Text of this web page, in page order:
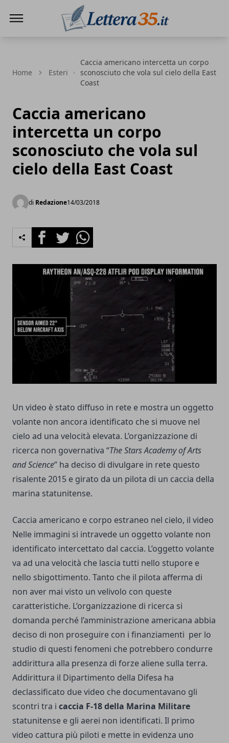
Home Esteri
Caccia americano intercetta un corpo
sconosciuto che vola sul cielo della East
Coast
Caccia americano
intercetta un corpo
sconosciuto che vola sul
cielo della East Coast
di Redazione14/03/2018
FacebookTwitterWhatsapp
Un video è stato diffuso in rete e mostra un oggetto
volante non ancora identificato che si muove nel
cielo ad una velocità elevata. L’organizzazione di
ricerca non governativa “The Stars Academy of Arts
and Science” ha deciso di divulgare in rete questo
risalente 2015 e girato da un pilota di un caccia della
marina statunitense.
Caccia americano e corpo estraneo nel cielo, il video
Nelle immagini si intravede un oggetto volante non
identificato intercettato dal caccia. L’oggetto volante
va ad una velocità che lascia tutti nello stupore e
nello sbigottimento. Tanto che il pilota afferma di
non aver mai visto un velivolo con queste
caratteristiche. L’organizzazione di ricerca si
domanda perché l’amministrazione americana abbia
deciso di non proseguire con i finanziamenti per lo
studio di questi fenomeni che potrebbero condurre
addirittura alla presenza di forze aliene sulla terra.
Addirittura il Dipartimento della Difesa ha
declassificato due video che documentavano gli
scontri tra i caccia F-18 della Marina Militare
statunitense e gli aerei non identificati. Il primo
video cattura più piloti e mette in evidenza uno